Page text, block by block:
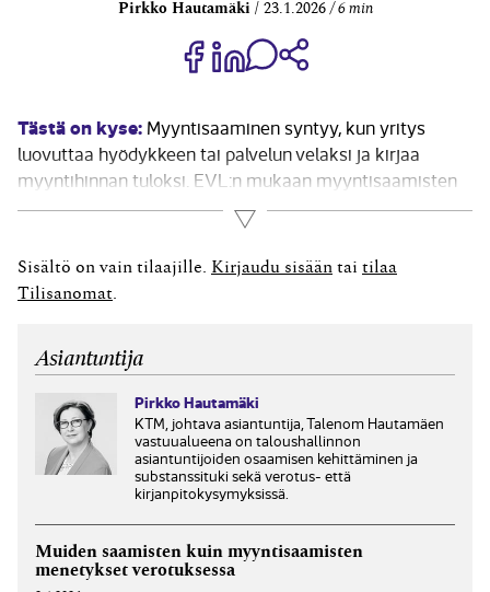
Pirkko Hautamäki 23.1.2026 6 min
Jaa Share on Facebook
Jaa Share on LinkedIn
Jaa WhatsApp-viestinä
Tästä on kyse: Myyntisaaminen syntyy, kun yritys
luovuttaa hyödykkeen tai palvelun velaksi ja kirjaa
myyntihinnan tuloksi. EVL:n mukaan myyntisaamisten
arvonalentuminen on vähennyskelpoinen, kun maksun
saaminen on epätodennäköistä, vaikka lopullisuutta ei
vaadita. Luottotappio voidaan kirjata myös
arvonlisäverotuksessa, jos kirjanpidossa on tehty
veronalaista tuloa.
Lue lisää
Sisältö on vain tilaajille. Kirjaudu sisään tai tilaa
Tilisanomat
Asiantuntija
Pirkko Hautamäki
KTM, johtava asiantuntija, Talenom Hautamäen
vastuualueena on taloushallinnon
asiantuntijoiden osaamisen kehittäminen ja
substanssituki sekä verotus- että
kirjanpitokysymyksissä.
Muiden saamisten kuin myyntisaamisten
menetykset verotuksessa